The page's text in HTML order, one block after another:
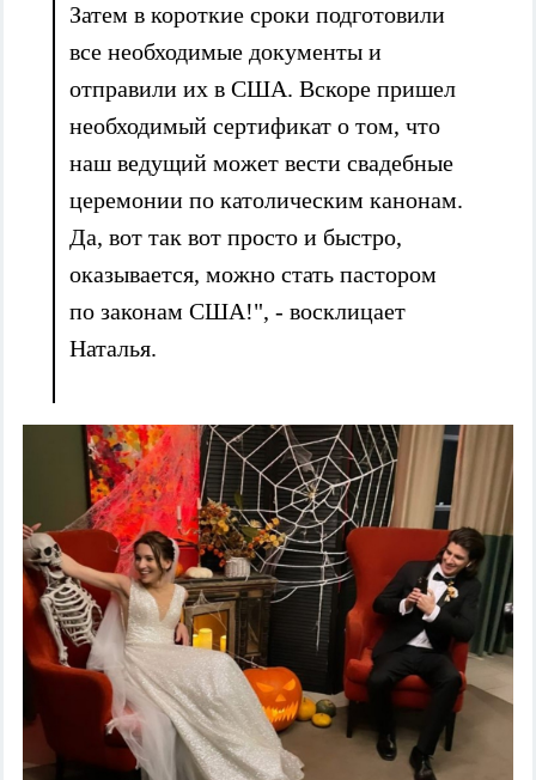
Затем в короткие сроки подготовили
все необходимые документы и
отправили их в США. Вскоре пришел
необходимый сертификат о том, что
наш ведущий может вести свадебные
церемонии по католическим канонам.
Да, вот так вот просто и быстро,
оказывается, можно стать пастором
по законам США!", - восклицает
Наталья.